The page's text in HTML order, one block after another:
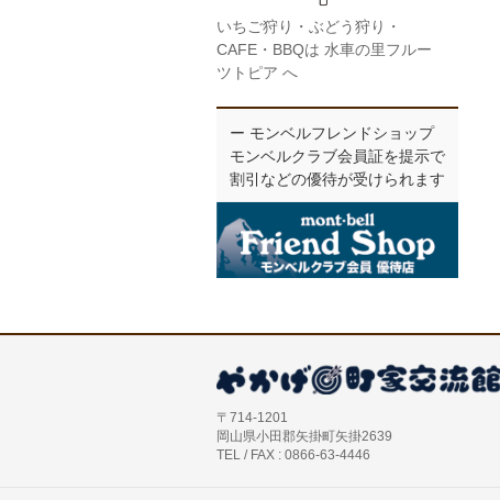
いちご狩り・ぶどう狩り・
CAFE・BBQは 水車の里フルー
ツトピア へ
ー モンベルフレンドショップ
モンベルクラブ会員証を提示で
割引などの優待が受けられます
〒714-1201
岡山県小田郡矢掛町矢掛2639
TEL / FAX : 0866-63-4446